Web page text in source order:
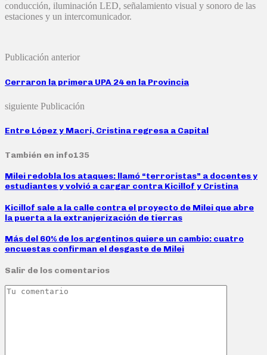
conducción, iluminación LED, señalamiento visual y sonoro de las
estaciones y un intercomunicador.
Publicación anterior
Cerraron la primera UPA 24 en la Provincia
siguiente Publicación
Entre López y Macri, Cristina regresa a Capital
También en info135
Milei redobla los ataques: llamó “terroristas” a docentes y
estudiantes y volvió a cargar contra Kicillof y Cristina
Kicillof sale a la calle contra el proyecto de Milei que abre
la puerta a la extranjerización de tierras
Más del 60% de los argentinos quiere un cambio: cuatro
encuestas confirman el desgaste de Milei
Salir de los comentarios